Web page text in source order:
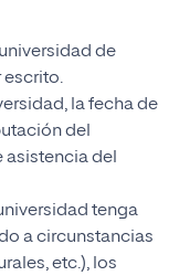
de
escrito.
la fecha de
del
asistencia del
tenga
a circunstancias
etc.), los